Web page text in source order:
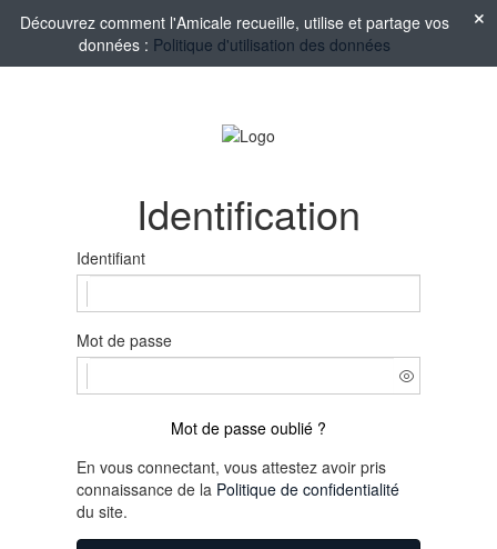
Découvrez comment l'Amicale recueille, utilise et partage vos
données : Politique d'utilisation des données
Identification
Identifiant
Mot de passe
Mot de passe oublié ?
En vous connectant, vous attestez avoir pris
connaissance de la Politique de confidentialité
du site.